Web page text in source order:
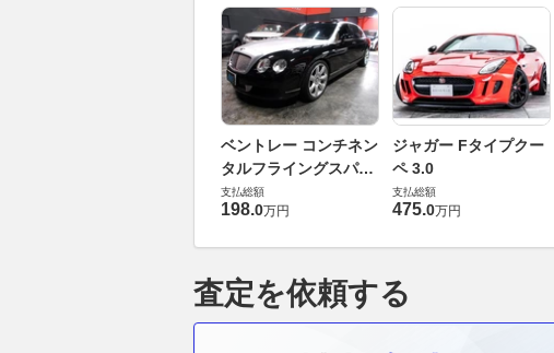
ベントレー コンチネン
タルフライングスパー
6.0 4WD
支払総額
198.0万円
ジャガー Fタイプクー
ペ 3.0
支払総額
475.0万円
査定を依頼する